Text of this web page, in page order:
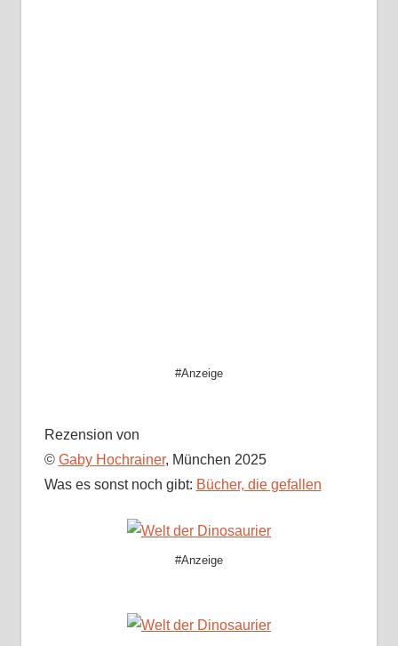
#Anzeige
Rezension von
© Gaby Hochrainer, München 2025
Was es sonst noch gibt: Bücher, die gefallen
#Anzeige